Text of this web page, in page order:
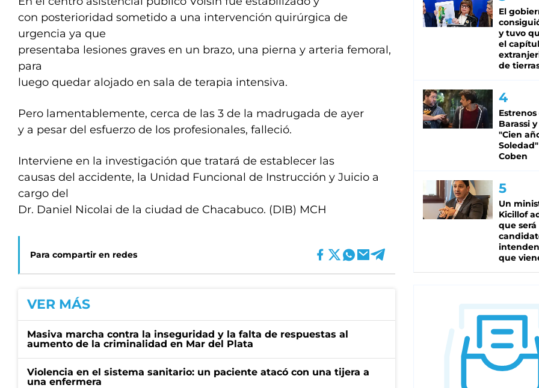
con posterioridad sometido a una intervención quirúrgica de
urgencia ya que
presentaba lesiones graves en un brazo, una pierna y arteria femoral,
para
luego quedar alojado en sala de terapia intensiva.
Pero lamentablemente, cerca de las 3 de la madrugada de ayer
y a pesar del esfuerzo de los profesionales, falleció.
Interviene en la investigación que tratará de establecer las
causas del accidente, la Unidad Funcional de Instrucción y Juicio a
cargo del
Dr. Daniel Nicolai de la ciudad de Chacabuco. (DIB) MCH
Para compartir en redes
VER MÁS
Masiva marcha contra la inseguridad y la falta de respuestas al
aumento de la criminalidad en Mar del Plata
Violencia en el sistema sanitario: un paciente atacó con una tijera a
una enfermera
El
y tuvo
el
de
Estrenos
Barassi
"Cien
Coben
Un
Kicillof
que será
que